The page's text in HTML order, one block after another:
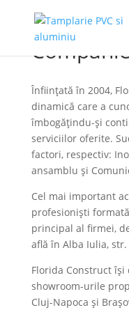
Înființată în 2004,
dinamică care a
îmbogățindu-și
serviciilor oferite.
factori, respectiv:
ansamblu și
Cel mai important
profesioniști
principal al firmei,
află în Alba Iulia,
Florida Construct
showroom-urile
Cluj-Napoca și